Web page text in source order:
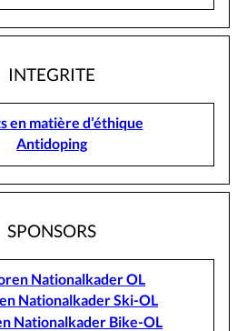
INTEGRITE
en matière d’éthique
Antidoping
SPONSORS
Nationalkader OL
Nationalkader Ski-OL
Nationalkader Bike-OL